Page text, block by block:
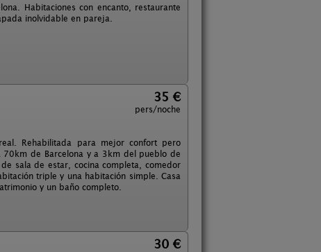
Habitaciones con encanto, restaurante
inolvidable en pareja.
35 €
pers/noche
Rehabilitada para mejor confort pero
70km de Barcelona y a 3km del pueblo de
sala de estar, cocina completa, comedor
triple y una habitación simple. Casa
y un baño completo.
30 €